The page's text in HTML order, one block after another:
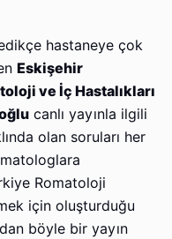
hastaneye çok
Eskişehir
ve İç Hastalıkları
canlı yayınla ilgili
olan soruları her
Romatoloji
için oluşturduğu
böyle bir yayın